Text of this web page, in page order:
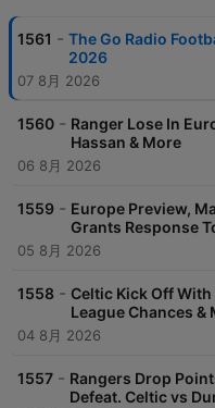
1561 - The Go Radio
2026
07 8月 2026
1560 - Ranger Lose In
Hassan & More
06 8月 2026
1559 - Europe Preview,
Grants Response
05 8月 2026
1558 - Celtic Kick Off
League Chances &
04 8月 2026
1557 - Rangers Drop
Defeat. Celtic vs